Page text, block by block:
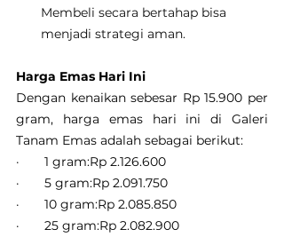
Membeli secara bertahap bisa
menjadi strategi aman.
Harga Emas Hari Ini
Dengan kenaikan sebesar Rp 15.900 per
gram, harga emas hari ini di Galeri
Tanam Emas adalah sebagai berikut:
·       1 gram:Rp 2.126.600
·       5 gram:Rp 2.091.750
·       10 gram:Rp 2.085.850
·       25 gram:Rp 2.082.900